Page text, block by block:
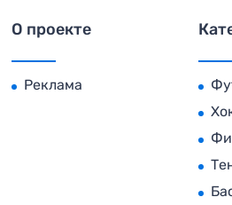
О проекте
Реклама